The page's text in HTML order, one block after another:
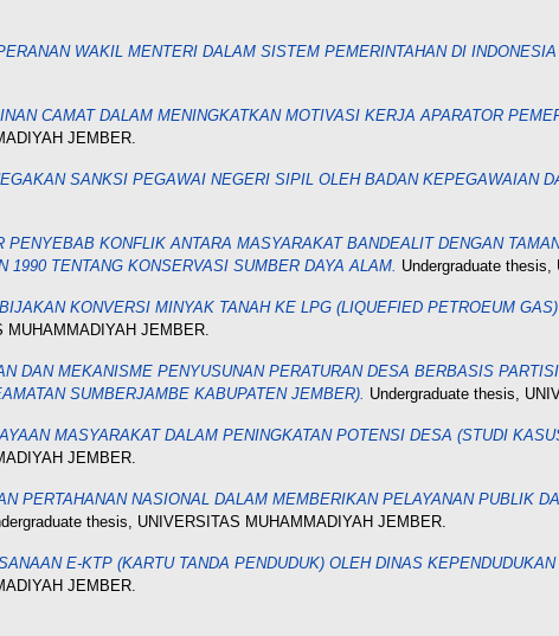
WAKIL MENTERI DALAM SISTEM PEMERINTAHAN DI
CAMAT DALAM MENINGKATKAN MOTIVASI KERJA APARATOR
JEMBER.
SANKSI PEGAWAI NEGERI SIPIL OLEH BADAN KEPEGAWAIAN
PENYEBAB KONFLIK ANTARA MASYARAKAT BANDEALIT DENGAN
1990 TENTANG KONSERVASI SUMBER DAYA ALAM. Undergraduate
KONVERSI MINYAK TANAH KE LPG (LIQUEFIED PETROEUM
MUHAMMADIYAH JEMBER.
DAN MEKANISME PENYUSUNAN PERATURAN DESA BERBASIS
SUMBERJAMBE KABUPATEN JEMBER). Undergraduate thesis,
MASYARAKAT DALAM PENINGKATAN POTENSI DESA (STUDI
JEMBER.
PERTAHANAN NASIONAL DALAM MEMBERIKAN PELAYANAN PUBLIK
thesis, UNIVERSITAS MUHAMMADIYAH JEMBER.
E-KTP (KARTU TANDA PENDUDUK) OLEH DINAS
JEMBER.